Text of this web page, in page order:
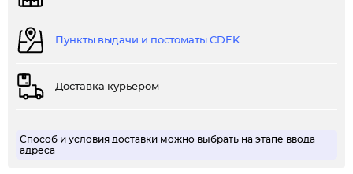
Пункты выдачи и постоматы CDEK
Доставка курьером
Способ и условия доставки можно выбрать на этапе ввода
адреса